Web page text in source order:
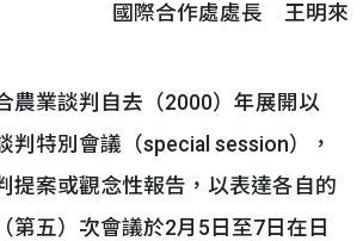
國際合作處處長 王明來
業談判自去（2000）年展開以
判特別會議（special session），
提案或觀念性報告，以表達各自的
第五）次會議於2月5日至7日在日